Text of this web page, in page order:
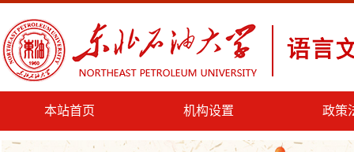
本站首页 机构设置 政策